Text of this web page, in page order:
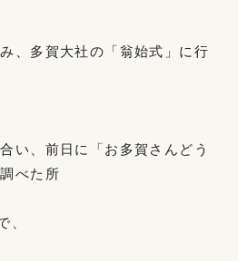
、多賀大社の「翁始式」に行
い、前日に「お多賀さんどう
べた所
、